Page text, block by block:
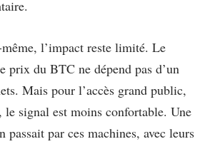
l’impact reste limité. Le
prix du BTC ne dépend pas d’un
Mais pour l’accès grand public,
le signal est moins confortable. Une
passait par ces machines, avec leurs